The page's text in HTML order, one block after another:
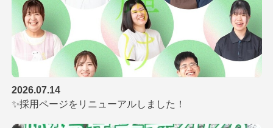
2026.07.14
✨採用ページをリニューアルしました！